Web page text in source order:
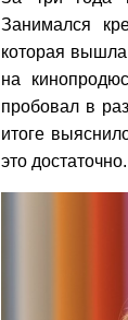
Занимался
которая вышла
на
пробовал в
итоге
это